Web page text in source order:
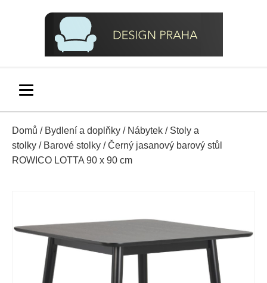
Domů / Bydlení a doplňky / Nábytek / Stoly a
stolky / Barové stolky / Černý jasanový barový stůl
ROWICO LOTTA 90 x 90 cm